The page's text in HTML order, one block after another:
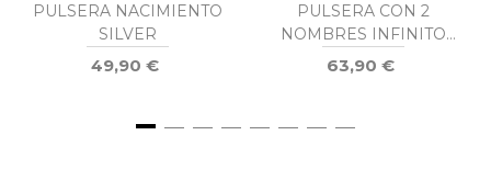
PULSERA NACIMIENTO
SILVER
49,90 €
PULSERA CON 2
NOMBRES INFINITO
CORAZÓN PLATA
63,90 €